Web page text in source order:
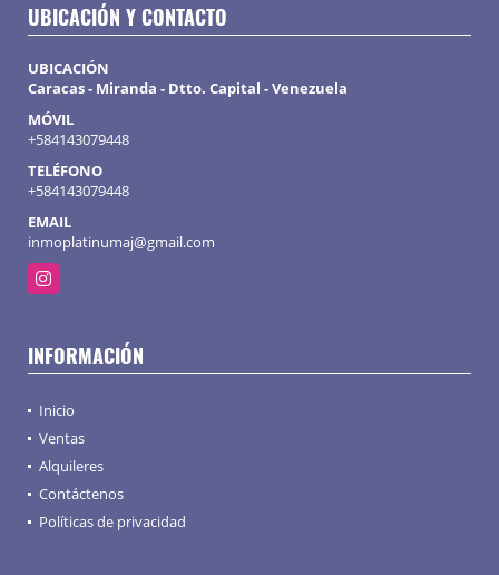
UBICACIÓN Y CONTACTO
UBICACIÓN
Caracas - Miranda - Dtto. Capital - Venezuela
MÓVIL
+584143079448
TELÉFONO
+584143079448
EMAIL
inmoplatinumaj@gmail.com
Instagram
INFORMACIÓN
Inicio
Ventas
Alquileres
Contáctenos
Políticas de privacidad